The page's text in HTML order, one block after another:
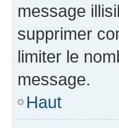
message
supprimer
limiter le
message.
Haut